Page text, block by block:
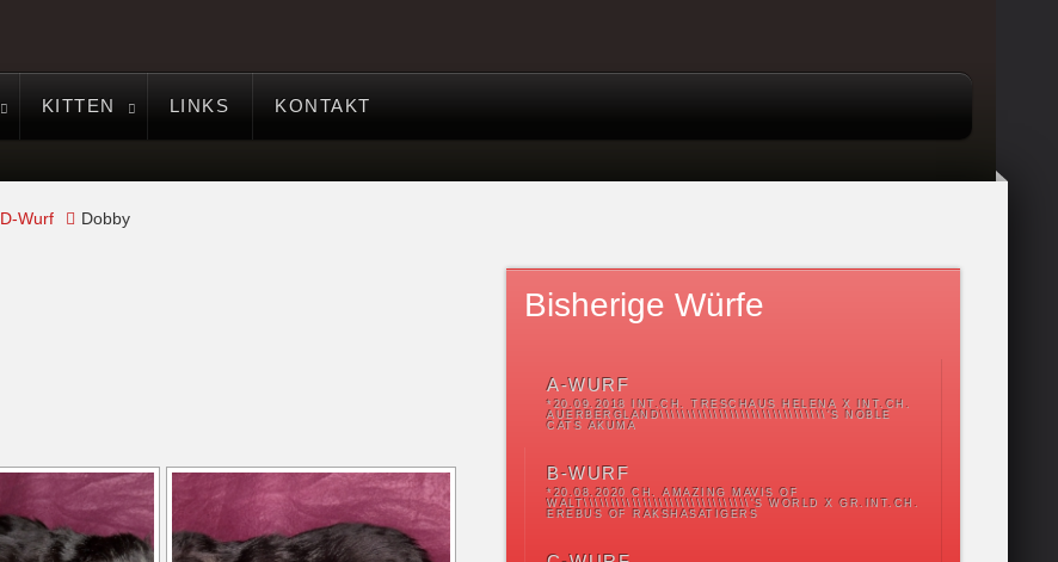
KITTEN LINKS KONTAKT
D-Wurf Dobby
Bisherige Würfe
A-WURF
*20.09.2018 INT.CH. TRESCHAUS HELENA X INT.CH.
AUERBERGLAND\\\\\\\\\\\\\\\\\\\\\\\\\\\\\\\'S NOBLE
CATS AKUMA
B-WURF
*20.08.2020 CH. AMAZING MAVIS OF
WALT\\\\\\\\\\\\\\\\\\\\\\\\\\\\\\\'S WORLD X GR.INT.CH.
EREBUS OF RAKSHASATIGERS